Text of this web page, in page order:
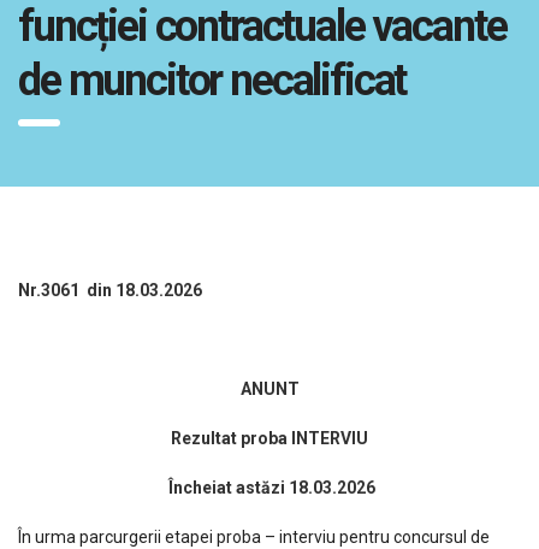
funcției contractuale vacante
de muncitor necalificat
Nr.3061 din 18.03.2026
ANUNT
Rezultat proba INTERVIU
ncheiat astăzi 18.03.2026
În urma parcurgerii etapei proba – interviu pentru concursul de